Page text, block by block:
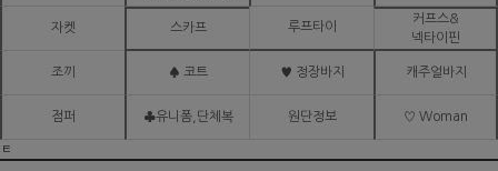
자켓 스카프 루프타이
커프스&
넥타이핀
조끼 ♠ 코트 ♥ 정장바지 캐주얼바지
점퍼 ♣유니폼,단체복 원단정보 ♡ Woman
ㅌ